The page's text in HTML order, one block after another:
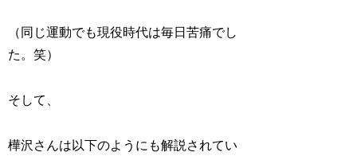
（同じ運動でも現役時代は毎日苦痛でし
た。笑）
そして、
樺沢さんは以下のようにも解説されてい